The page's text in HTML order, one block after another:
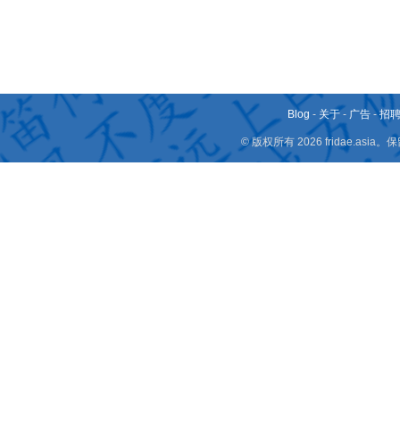
Blog - 关于 - 广告 -招
© 版权所有 2026 fridae.asia。